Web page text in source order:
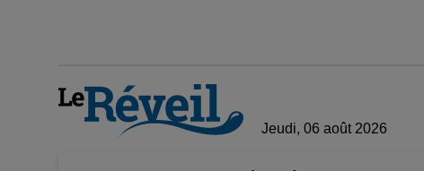
Jeudi, 06 août 2026